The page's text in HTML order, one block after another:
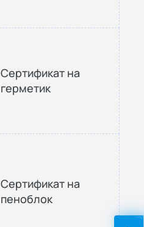
Сертификат на
герметик
Сертификат на
пеноблок